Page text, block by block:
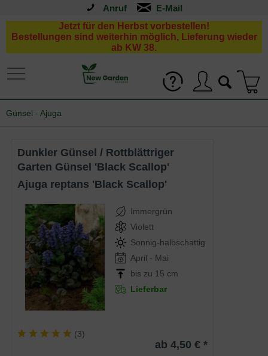
Anruf
Jetzt für den Herbst vorbestellen!
Bestellungen sind weiterhin möglich, Lieferung wieder
ab KW 38.
Günsel - Ajuga
Dunkler Günsel / Rottblättriger
Garten Günsel 'Black Scallop'
Ajuga reptans 'Black Scallop'
Immergrün
Violett
Sonnig-halbschattig
April - Mai
bis zu 15 cm
Lieferbar
(3)
ab 4,50 € *